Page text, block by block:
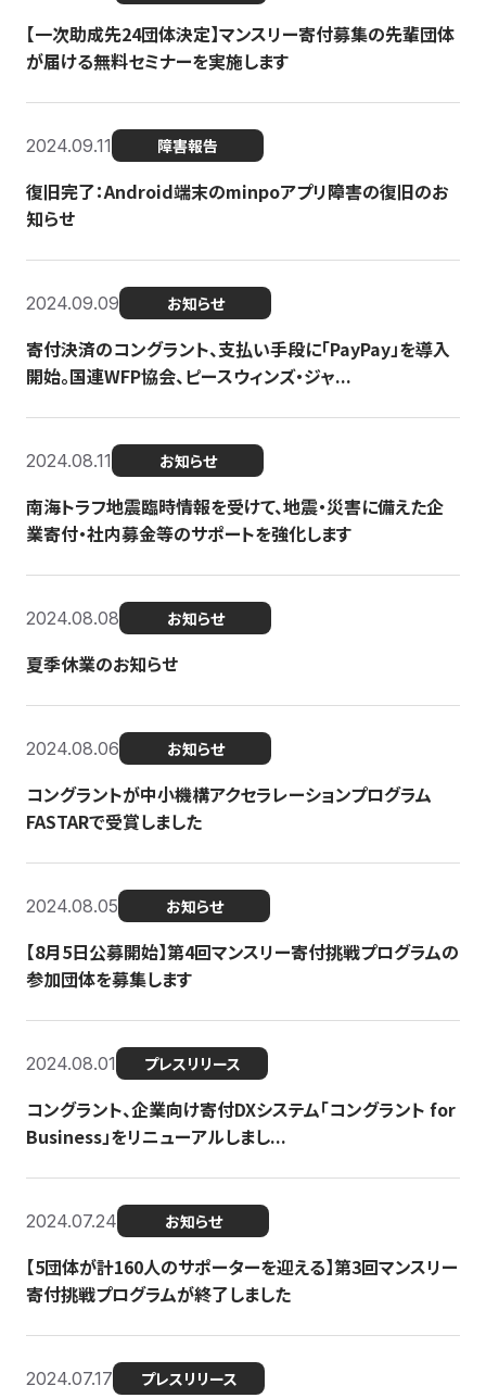
【一次助成先24団体決定】マンスリー寄付募集の先輩団体
が届ける無料セミナーを実施します
2024.09.11 障害報告
復旧完了：Android端末のminpoアプリ障害の復旧のお
知らせ
2024.09.09 お知らせ
寄付決済のコングラント、支払い手段に「PayPay」を導入
開始。国連WFP協会、ピースウィンズ・ジャ...
2024.08.11 お知らせ
南海トラフ地震臨時情報を受けて、地震・災害に備えた企
業寄付・社内募金等のサポートを強化します
2024.08.08 お知らせ
夏季休業のお知らせ
2024.08.06 お知らせ
コングラントが中小機構アクセラレーションプログラム
FASTARで受賞しました
2024.08.05 お知らせ
【8月5日公募開始】第4回マンスリー寄付挑戦プログラムの
参加団体を募集します
2024.08.01 プレスリリース
コングラント、企業向け寄付DXシステム「コングラント for
Business」をリニューアルしまし...
2024.07.24 お知らせ
【5団体が計160人のサポーターを迎える】​​第3回マンスリー
寄付挑戦プログラムが終了しました
2024.07.17 プレスリリース